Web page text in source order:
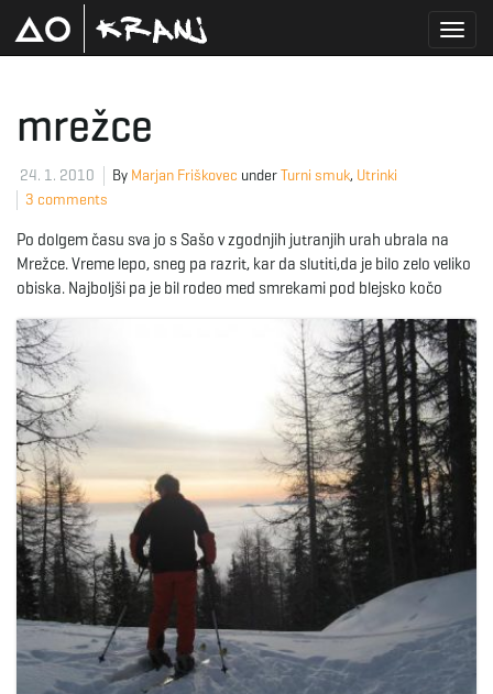
g
g
n
mrežce
24. 1. 2010 By Marjan Friškovec underTurni smuk, Utrinki
3 comments
Po dolgem času sva jo s Sašo v zgodnjih jutranjih urah ubrala na
Mrežce. Vreme lepo, sneg pa razrit, kar da slutiti,da je bilo zelo veliko
obiska. Najboljši pa je bil rodeo med smrekami pod blejsko kočo